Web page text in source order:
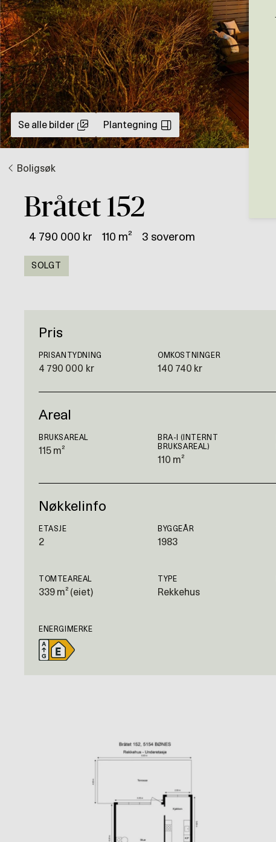
Se alle bilder Plantegning
Boligsøk
Bråtet 152
4 790 000 kr 110 m² 3 soverom
SOLGT
Pris
PRISANTYDNING
4 790 000 kr
OMKOSTNINGER
140 740 kr
Areal
BRUKSAREAL
115 m²
BRA-I (INTERNT
BRUKSAREAL)
110 m²
Nøkkelinfo
ETASJE
2
BYGGEÅR
1983
TOMTEAREAL
339 m² (eiet)
TYPE
Rekkehus
ENERGIMERKE